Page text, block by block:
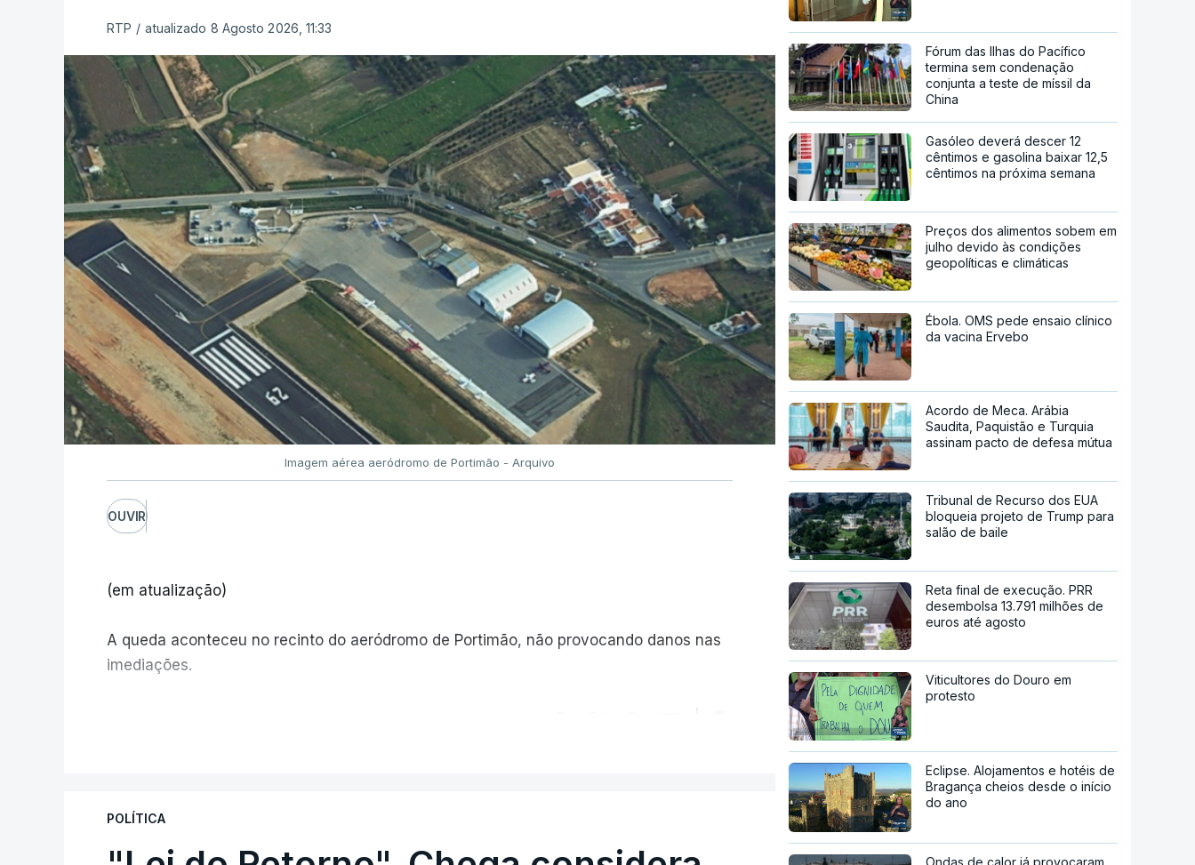
RTP / atualizado 8 Agosto 2026, 11:33
Imagem aérea aeródromo de Portimão - Arquivo
OUVIR
(em atualização)
A queda aconteceu no recinto do aeródromo de Portimão, não provocando danos nas
imediações.
POLÍTICA
Fórum das Ilhas do Pacífico
termina sem condenação
conjunta a teste de míssil da
China
Gasóleo deverá descer 12
cêntimos e gasolina baixar 12,5
cêntimos na próxima semana
Preços dos alimentos sobem em
julho devido às condições
geopolíticas e climáticas
Ébola. OMS pede ensaio clínico
da vacina Ervebo
Acordo de Meca. Arábia
Saudita, Paquistão e Turquia
assinam pacto de defesa mútua
Tribunal de Recurso dos EUA
bloqueia projeto de Trump para
salão de baile
Reta final de execução. PRR
desembolsa 13.791 milhões de
euros até agosto
Viticultores do Douro em
protesto
Eclipse. Alojamentos e hotéis de
Bragança cheios desde o início
do ano
Ondas de calor já provocaram